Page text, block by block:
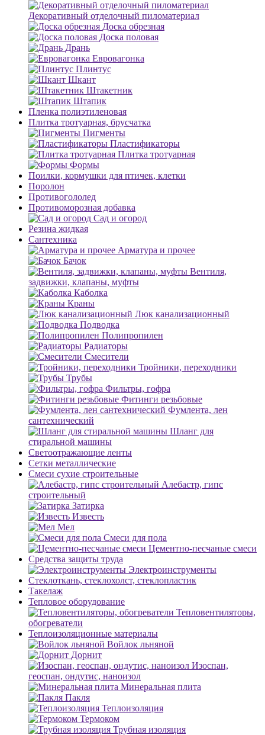
Декоративный отделочный пиломатериал
Доска обрезная
Доска половая
Дрань
Евровагонка
Плинтус
Шкант
Штакетник
Штапик
Пленка полиэтиленовая
Плитка тротуарная, брусчатка
Пигменты
Пластификаторы
Плитка тротуарная
Формы
Поилки, кормушки для птичек, клетки
Поролон
Противогололед
Противоморозная добавка
Сад и огород
Резина жидкая
Сантехника
Арматура и прочее
Бачок
Вентиля,
задвижки, клапаны, муфты
Каболка
Краны
Люк канализационный
Подводка
Полипропилен
Радиаторы
Смесители
Тройники, переходники
Трубы
Фильтры, гофра
Фитинги резьбовые
Фумлента, лен
сантехнический
Шланг для
стиральной машины
Светоотражающие ленты
Сетки металлические
Смеси сухие строительные
Алебастр, гипс
строительный
Затирка
Известь
Мел
Смеси для пола
Цементно-песчаные смеси
Средства защиты труда
Электроинструменты
Стеклоткань, стеклохолст, стеклопластик
Такелаж
Тепловое оборудование
Тепловентиляторы,
обогреватели
Теплоизоляционные материалы
Войлок льняной
Дорнит
Изоспан,
геоспан, ондутис, наноизол
Минеральная плита
Пакля
Теплоизоляция
Термоком
Трубная изоляция